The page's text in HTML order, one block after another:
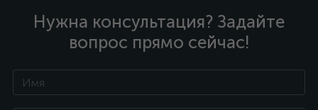
Нужна консультация? Задайте
вопрос прямо сейчас!